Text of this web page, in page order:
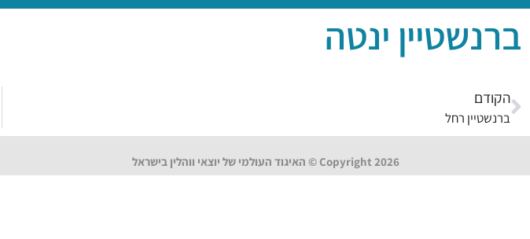
ברנשטיין ינטה
הקודם
ברנשטיין רחל
Copyright 2026 © האיגוד העולמי של יוצאי ווהלין בישראל